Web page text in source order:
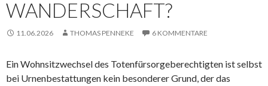
WANDERSCHAFT?
11.06.2026 THOMAS PENNEKE 6 KOMMENTARE
Ein Wohnsitzwechsel des Totenfürsorgeberechtigten ist selbst
bei Urnenbestattungen kein besonderer Grund, der das